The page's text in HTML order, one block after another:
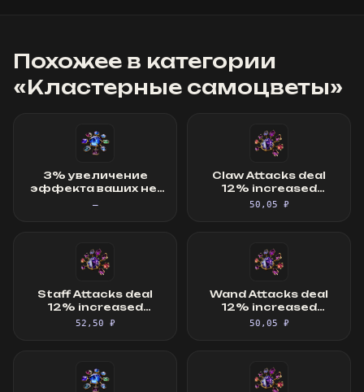
Похожее в категории
«Кластерные самоцветы»
3% увеличение
эффекта ваших не-
—
Claw Attacks deal
12% increased
Damage with Hits and
with Hits and Ailments
50,05 ₽
Staff Attacks deal
12% increased
Damage with Hits and
Damage with Hits and
Ailments
52,50 ₽
Wand Attacks deal
12% increased
Damage with Hits and
50,05 ₽